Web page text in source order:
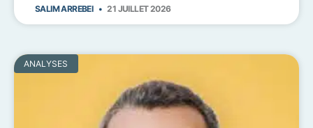
SALIM ARREBEI 21 JUILLET 2026
ANALYSES